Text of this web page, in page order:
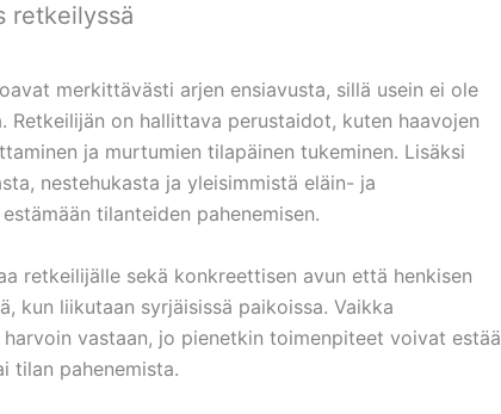
retkeilyssä
merkittävästi arjen ensiavusta, sillä usein ei ole
Retkeilijän on hallittava perustaidot, kuten haavojen
ja murtumien tilapäinen tukeminen. Lisäksi
nestehukasta ja yleisimmistä eläin- ja
tilanteiden pahenemisen.
retkeilijälle sekä konkreettisen avun että henkisen
kun liikutaan syrjäisissä paikoissa. Vaikka
vastaan, jo pienetkin toimenpiteet voivat estää
tilan pahenemista.